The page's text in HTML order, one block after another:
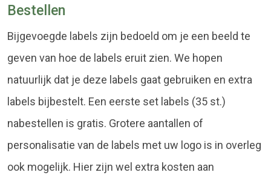
Bestellen
Bijgevoegde labels zijn bedoeld om je een beeld te
geven van hoe de labels eruit zien. We hopen
natuurlijk dat je deze labels gaat gebruiken en extra
labels bijbestelt. Een eerste set labels (35 st.)
nabestellen is gratis. Grotere aantallen of
personalisatie van de labels met uw logo is in overleg
ook mogelijk. Hier zijn wel extra kosten aan